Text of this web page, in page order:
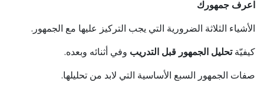
اعرف جمهورك
الأشياء الثلاثة الضرورية التي يجب التركيز عليها مع الجمهور.
كيفيّةتحليل الجمهور قبل التدريب وفي أثنائه وبعده.
صفات الجمهور السبع الأساسية التي لابد من تحليلها.